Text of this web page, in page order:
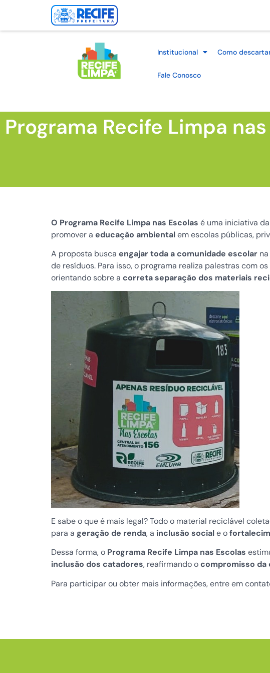
Institucional Como
Fale Conosco
Programa Recife Limpa
O Programa Recife Limpa nas Escolas é uma iniciativa da
promover a educação ambientalem escolas públicas,
A proposta busca engajar toda a comunidade escolar
de resíduos. Para isso, o programa realiza palestras com
orientando sobre a correta separação dos materiais
E sabe o que é mais legal? Todo o material reciclável
para a geração de renda, a inclusão sociale o
Dessa forma, o Programa Recife Limpa nas Escolas
inclusão dos catadores, reafirmando ocompromisso da
Para participar ou obter mais informações, entre em